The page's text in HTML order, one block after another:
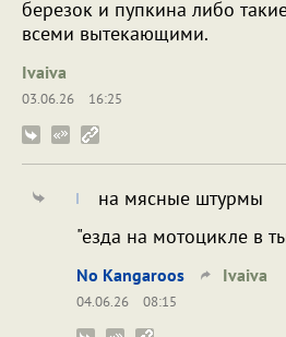
березок и пупкина либо
всеми вытекающими.
Ivaiva
03.06.26
16:25
на мясные штурмы
"езда на мотоцикле в
No Kangaroos Ivaiva
04.06.26
08:15